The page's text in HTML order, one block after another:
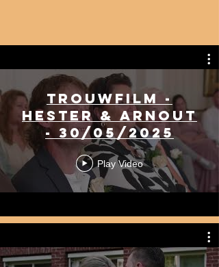
Trouwfilm -
Hester & Arnout
- 30/05/2025
Play Video